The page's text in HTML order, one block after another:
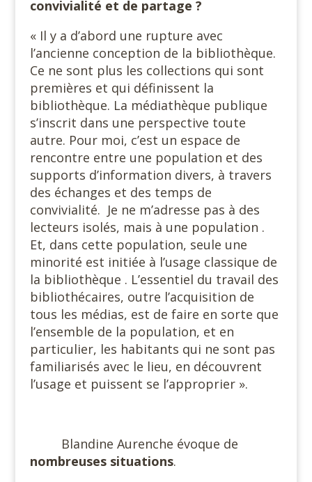
convivialité et de partage ?
« Il y a d’abord une rupture avec
l’ancienne conception de la bibliothèque.
Ce ne sont plus les collections qui sont
premières et qui définissent la
bibliothèque. La médiathèque publique
s’inscrit dans une perspective toute
autre. Pour moi, c’est un espace de
rencontre entre une population et des
supports d’information divers, à travers
des échanges et des temps de
convivialité. Je ne m’adresse pas à des
lecteurs isolés, mais à une population .
Et, dans cette population, seule une
minorité est initiée à l’usage classique de
la bibliothèque . L’essentiel du travail des
bibliothécaires, outre l’acquisition de
tous les médias, est de faire en sorte que
l’ensemble de la population, et en
particulier, les habitants qui ne sont pas
familiarisés avec le lieu, en découvrent
l’usage et puissent se l’approprier ».
Blandine Aurenche évoque de
nombreuses situations.